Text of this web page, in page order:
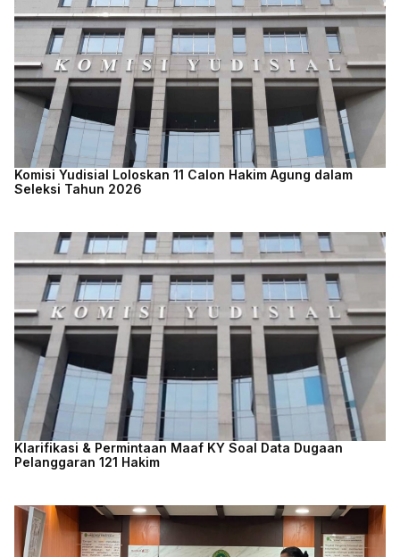
Komisi Yudisial Loloskan 11 Calon Hakim Agung dalam
Seleksi Tahun 2026
Klarifikasi & Permintaan Maaf KY Soal Data Dugaan
Pelanggaran 121 Hakim